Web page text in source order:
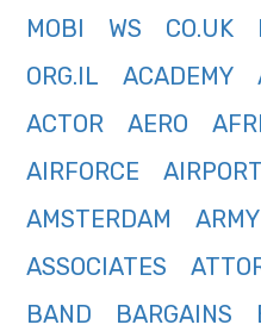
MOBI
WS CO.UK
ORG.IL
ACADEMY
ACTOR
AERO
AIRFORCE
AMSTERDAM
ARMY
ASSOCIATES
BAND
BARGAINS